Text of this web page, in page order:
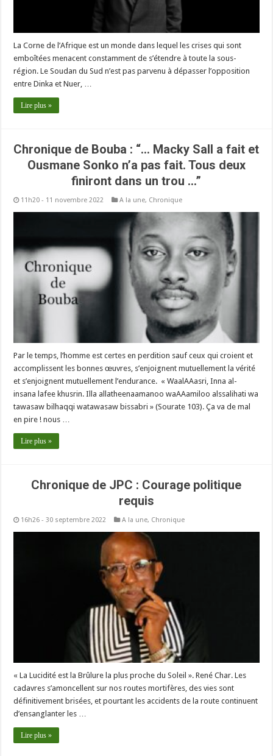
La Corne de l’Afrique est un monde dans lequel les crises qui sont
emboîtées menacent constamment de s’étendre à toute la sous-
région. Le Soudan du Sud n’est pas parvenu à dépasser l’opposition
entre Dinka et Nuer, …
Lire plus »
Chronique de Bouba : “… Macky Sall a fait et
Ousmane Sonko n’a pas fait. Tous deux
finiront dans un trou …”
11h20 - 11 novembre 2022 A la une, Chronique
Par le temps, l’homme est certes en perdition sauf ceux qui croient et
accomplissent les bonnes œuvres, s’enjoignent mutuellement la vérité
et s’enjoignent mutuellement l’endurance. « WaalAAasri, Inna al-
insana lafee khusrin. Illa allatheenaamanoo waAAamiloo alssalihati wa
tawasaw bilhaqqi watawasaw bissabri » (Sourate 103). Ça va de mal
en pire ! nous …
Lire plus »
Chronique de JPC : Courage politique
requis
16h26 - 30 septembre 2022 A la une, Chronique
« La Lucidité est la Brûlure la plus proche du Soleil ». René Char. Les
cadavres s’amoncellent sur nos routes mortifères, des vies sont
définitivement brisées, et pourtant les accidents de la route continuent
d’ensanglanter les …
Lire plus »